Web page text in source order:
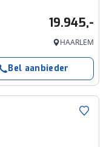
19.945,-
HAARLEM
Bel aanbieder